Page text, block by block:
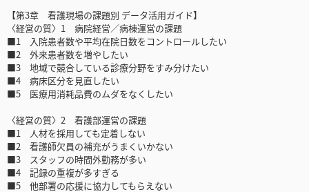
【第3章 看護現場の課題別 データ活用ガイド】
〈経営の質〉1 病院経営／病棟運営の課題
■1 入院患者数や平均在院日数をコントロールしたい
■2 外来患者数を増やしたい
■3 地域で競合している診療分野をすみ分けたい
■4 病床区分を見直したい
■5 医療用消耗品費のムダをなくしたい
〈経営の質〉2 看護部運営の課題
■1 人材を採用しても定着しない
■2 看護師欠員の補充がうまくいかない
■3 スタッフの時間外勤務が多い
■4 記録の重複が多すぎる
■5 他部署の応援に協力してもらえない